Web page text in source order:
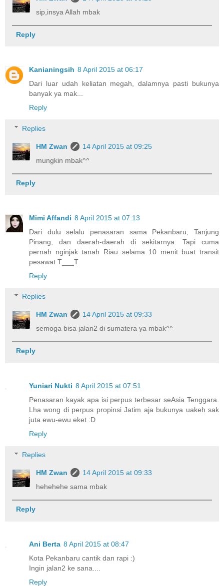
sip,insya Allah mbak
Reply
Kanianingsih 8 April 2015 at 06:17
Dari luar udah keliatan megah, dalamnya pasti bukunya
banyak ya mak...
Reply
Replies
HM Zwan
14 April 2015 at 09:25
mungkin mbak^^
Reply
Mimi Affandi 8 April 2015 at 07:13
Dari dulu selalu penasaran sama Pekanbaru, Tanjung
Pinang, dan daerah-daerah di sekitarnya. Tapi cuma
pernah nginjak tanah Riau selama 10 menit buat transit
pesawat T___T
Reply
Replies
HM Zwan
14 April 2015 at 09:33
semoga bisa jalan2 di sumatera ya mbak^^
Reply
Yuniari Nukti 8 April 2015 at 07:51
Penasaran kayak apa isi perpus terbesar seAsia Tenggara.
Lha wong di perpus propinsi Jatim aja bukunya uakeh sak
juta ewu-ewu eket :D
Reply
Replies
HM Zwan
14 April 2015 at 09:33
hehehehe sama mbak
Reply
Ani Berta 8 April 2015 at 08:47
Kota Pekanbaru cantik dan rapi :)
Ingin jalan2 ke sana....
Reply